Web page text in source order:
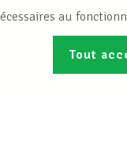
au
Tout